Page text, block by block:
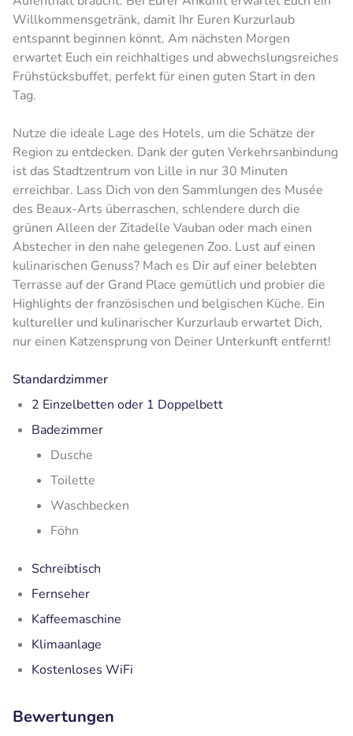
Willkommensgetränk, damit Ihr Euren Kurzurlaub
entspannt beginnen könnt. Am nächsten Morgen
erwartet Euch ein reichhaltiges und abwechslungsreiches
Frühstücksbuffet, perfekt für einen guten Start in den
Tag.
Nutze die ideale Lage des Hotels, um die Schätze der
Region zu entdecken. Dank der guten Verkehrsanbindung
ist das Stadtzentrum von Lille in nur 30 Minuten
erreichbar. Lass Dich von den Sammlungen des Musée
des Beaux-Arts überraschen, schlendere durch die
grünen Alleen der Zitadelle Vauban oder mach einen
Abstecher in den nahe gelegenen Zoo. Lust auf einen
kulinarischen Genuss? Mach es Dir auf einer belebten
Terrasse auf der Grand Place gemütlich und probier die
Highlights der französischen und belgischen Küche. Ein
kultureller und kulinarischer Kurzurlaub erwartet Dich,
nur einen Katzensprung von Deiner Unterkunft entfernt!
Standardzimmer
2 Einzelbetten oder 1 Doppelbett
Badezimmer
Dusche
Toilette
Waschbecken
Föhn
Schreibtisch
Fernseher
Kaffeemaschine
Klimaanlage
Kostenloses WiFi
Bewertungen